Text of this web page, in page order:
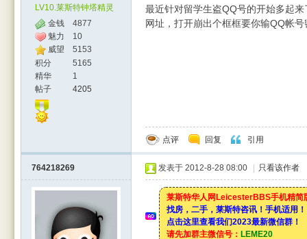
LV10.莱斯特钟塔精灵
金钱
4877
魅力
10
威望
5153
积分
5165
精华
1
帖子
4205
最近针对留学生盗QQ号的开始多起
网址，打开崩出个框框要你输QQ帐
点评 回复 引用
764218269 发表于 2012-8-28 08:00 只看该作者
莱斯特华人网LeicesterBBS手机精简
找房，二手，莱斯特咨讯！手机适用！
点击这里查看我们2023最新微信群！
请先加群主微信号： LEME20